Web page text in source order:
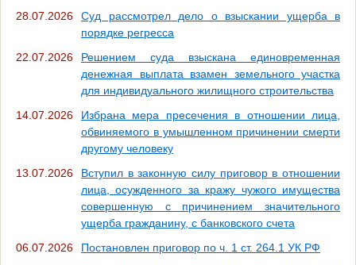
28.07.2026
Суд рассмотрел дело о взыскании ущерба в
порядке регресса
22.07.2026
Решением суда взыскана единовременная
денежная выплата взамен земельного участка
для индивидуального жилищного строительства
14.07.2026
Избрана мера пресечения в отношении лица,
обвиняемого в умышленном причинении смерти
другому человеку
13.07.2026
Вступил в законную силу приговор в отношении
лица, осужденного за кражу чужого имущества
совершенную с причинением значительного
ущерба гражданину, с банковского счета
06.07.2026
Постановлен приговор по ч. 1 ст. 264.1 УК РФ